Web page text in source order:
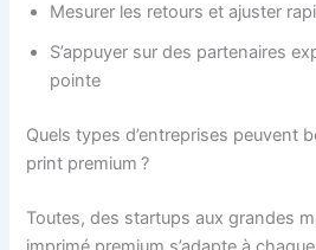
Mesurer les retours et ajuster
S’appuyer sur des partenaires
pointe
Quels types d’entreprises peuvent
print premium ?
Toutes, des startups aux grandes